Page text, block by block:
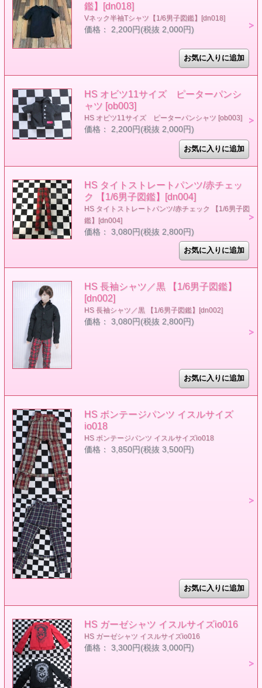
鑑】[dn018]
Vネック半袖Tシャツ【1/6男子図鑑】[dn018]
価格： 2,200円(税抜 2,000円)
HS オビツ11サイズ ピーターパンシ
ャツ [ob003]
HS オビツ11サイズ ピーターパンシャツ [ob003]
価格： 2,200円(税抜 2,000円)
HS タイトストレートパンツ/赤チェッ
ク 【1/6男子図鑑】[dn004]
HS タイトストレートパンツ/赤チェック 【1/6男子図
鑑】[dn004]
価格： 3,080円(税抜 2,800円)
HS 長袖シャツ／黒 【1/6男子図鑑】
[dn002]
HS 長袖シャツ／黒 【1/6男子図鑑】[dn002]
価格： 3,080円(税抜 2,800円)
HS ボンテージパンツ イスルサイズ
io018
HS ボンテージパンツ イスルサイズio018
価格： 3,850円(税抜 3,500円)
HS ガーゼシャツ イスルサイズio016
HS ガーゼシャツ イスルサイズio016
価格： 3,300円(税抜 3,000円)